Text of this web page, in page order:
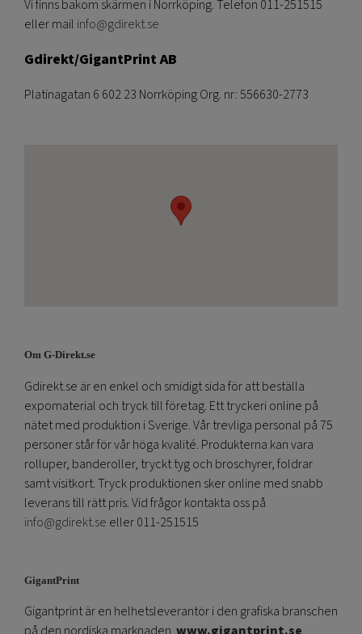
Vi finns bakom skärmen i Norrköping. Telefon 011-251515
eller mail info@gdirekt.se
Gdirekt/GigantPrint AB
Platinagatan 6 602 23 Norrköping Org. nr: 556630-2773
Om G-Direkt.se
Gdirekt.se är en enkel och smidigt sida för att beställa
expomaterial och tryck till företag. Ett tryckeri online på
nätet med produktion i Sverige. Vår trevliga personal på 75
personer står för vår höga kvalité. Produkterna kan vara
rolluper, banderoller, tryckt tyg och broschyrer, foldrar
samt visitkort. Tryck produktionen sker online med snabb
leverans till rätt pris. Vid frågor kontakta oss på
info@gdirekt.se eller 011-251515
GigantPrint
Gigantprint är en helhetsleverantör i den grafiska branschen